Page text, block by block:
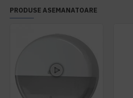
PRODUSE ASEMANATOARE